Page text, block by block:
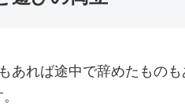
あれば途中で辞めたもの